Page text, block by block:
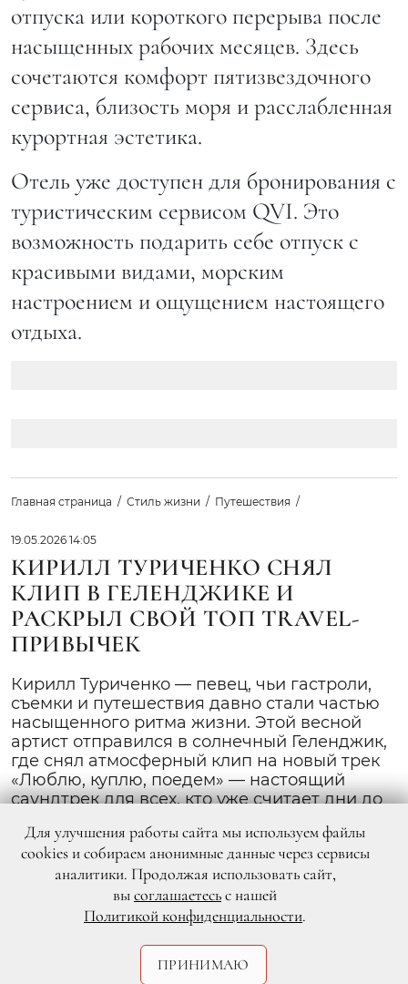
отпуска или короткого перерыва после
насыщенных рабочих месяцев. Здесь
сочетаются комфорт пятизвездочного
сервиса, близость моря и расслабленная
курортная эстетика.
Отель уже доступен для бронирования с
туристическим сервисом QVI. Это
возможность подарить себе отпуск с
красивыми видами, морским
настроением и ощущением настоящего
отдыха.
Главная страница Стиль жизни Путешествия
19.05.2026 14:05
КИРИЛЛ ТУРИЧЕНКО СНЯЛ
КЛИП В ГЕЛЕНДЖИКЕ И
РАСКРЫЛ СВОЙ ТОП TRAVEL-
ПРИВЫЧЕК
Кирилл Туриченко — певец, чьи гастроли,
съемки и путешествия давно стали частью
насыщенного ритма жизни. Этой весной
артист отправился в солнечный Геленджик,
где снял атмосферный клип на новый трек
«Люблю, куплю, поедем» — настоящий
саундтрек для всех, кто уже считает дни до
состоится 22 мая, а уже в июне Кирилл
порадует поклонников одноименным EP-
альбомом. В преддверии релиза мы
поговорили с артистом и узнали, какие три
вещи он обязательно берет с собой в
Для улучшения работы сайта мы используем файлы
cookies и собираем анонимные данные через сервисы
аналитики. Продолжая использовать сайт,
высоглашаетесьс нашей
Политикой конфиденциальности.
ПРИНИМАЮ